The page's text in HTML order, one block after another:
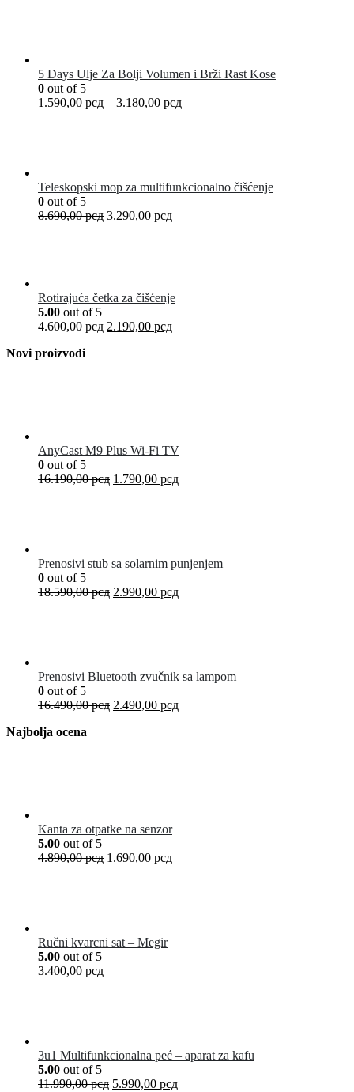
5 Days Ulje Za Bolji Volumen i Brži Rast Kose
0 out of 5
1.590,00 рсд – 3.180,00 рсд
Teleskopski mop za multifunkcionalno čišćenje
0 out of 5
8.690,00рсд 3.290,00 рсд
Rotirajuća četka za čišćenje
5.00 out of 5
4.600,00рсд 2.190,00 рсд
Novi proizvodi
AnyCast M9 Plus Wi-Fi TV
0 out of 5
16.190,00рсд 1.790,00 рсд
Prenosivi stub sa solarnim punjenjem
0 out of 5
18.590,00рсд 2.990,00 рсд
Prenosivi Bluetooth zvučnik sa lampom
0 out of 5
16.490,00рсд 2.490,00 рсд
Najbolja ocena
Kanta za otpatke na senzor
5.00 out of 5
4.890,00рсд 1.690,00 рсд
Ručni kvarcni sat – Megir
5.00 out of 5
3.400,00 рсд
3u1 Multifunkcionalna peć – aparat za kafu
5.00 out of 5
11.990,00рсд 5.990,00 рсд